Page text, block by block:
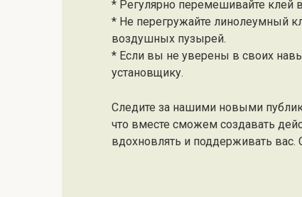
* Регулярно перемешивайте клей
* Не перегружайте линолеумный
воздушных пузырей.
* Если вы не уверены в своих
установщику.
Следите за нашими новыми
что вместе сможем создавать
вдохновлять и поддерживать вас.